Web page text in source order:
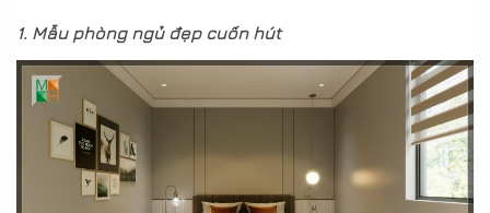
1. Mẫu phòng ngủ đẹp cuốn hút